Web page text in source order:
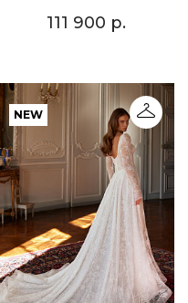
111 900 р.
NEW